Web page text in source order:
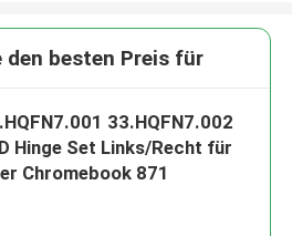
den besten Preis für
33.HQFN7.002
Hinge Set Links/Recht für
Chromebook 871